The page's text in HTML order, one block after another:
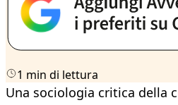
1 min di lettura
Una sociologia critica della